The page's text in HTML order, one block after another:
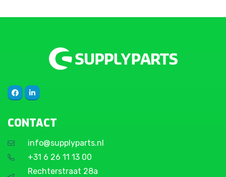
CONTACT
info@supplyparts.nl
+31 6 26 11 13 00
Rechterstraat 28a